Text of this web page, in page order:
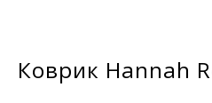
Коврик Hannah